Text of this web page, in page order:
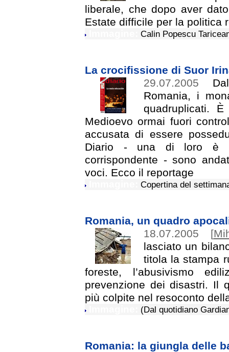
liberale, che dopo aver
Estate difficile per la politica
Immagine:Calin Popescu
La crocifissione di Suor
29.07.2005
Romania, i
quadruplicati.
Medioevo ormai fuori
accusata di essere
Diario - una di loro è
corrispondente - sono
voci. Ecco il reportage
Immagine:Copertina del
Romania, un quadro
18.07.2005
[
lasciato un
titola la stampa
foreste, l’abusivismo
prevenzione dei disastri. Il
più colpite nel resoconto
(Dal quotidiano
Romania: la giungla delle